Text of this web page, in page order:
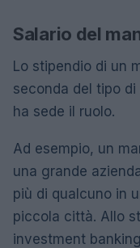
Salario del
Lo stipendio di un
seconda del tipo
ha sede il ruolo.
Ad esempio, un
una grande
più di qualcuno in
piccola città. Allo
investment